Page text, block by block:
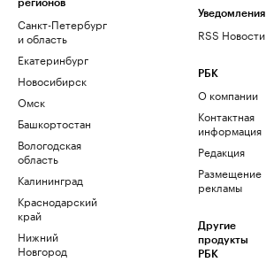
регионов
Санкт-Петербург
и область
Екатеринбург
Новосибирск
Омск
Башкортостан
Вологодская
область
Калининград
Краснодарский
край
Нижний
Новгород
Уведомления
RSS Новости
РБК
О компании
Контактная
информация
Редакция
Размещение
рекламы
Другие
продукты
РБК